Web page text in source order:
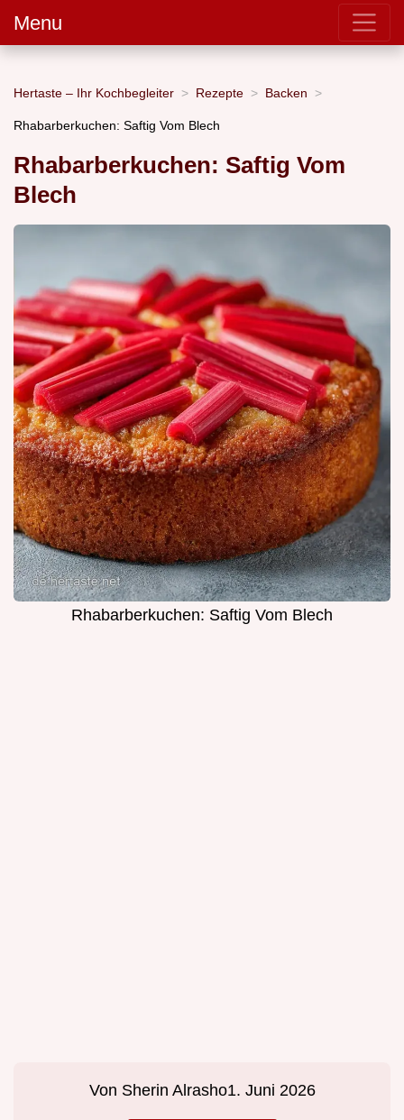
Menu
Hertaste – Ihr Kochbegleiter Rezepte Backen
Rhabarberkuchen: Saftig Vom Blech
Rhabarberkuchen: Saftig Vom
Blech
Rhabarberkuchen: Saftig Vom Blech
Von Sherin Alrasho1. Juni 2026